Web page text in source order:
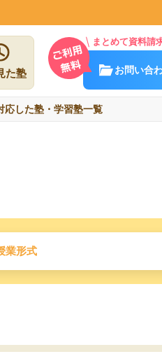
た塾
まとめて資料請
お問い合
応した塾・学習塾一覧
業形式